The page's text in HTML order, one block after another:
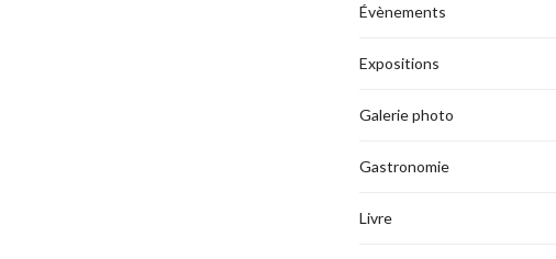
Évènements
Expositions
Galerie photo
Gastronomie
Livre